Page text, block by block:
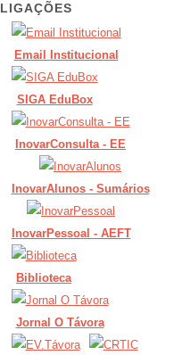
LIGAÇÕES
Email Institucional
SIGA EduBox
InovarConsulta - EE
InovarAlunos - Sumários
InovarPessoal - AEFT
Biblioteca
Jornal O Távora